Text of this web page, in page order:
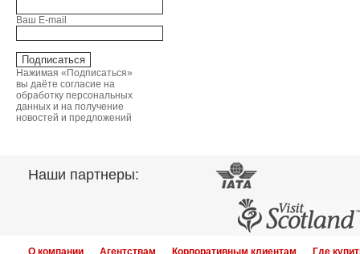
Ваш E-mail
Нажимая «Подписаться»
вы даёте согласие на
обработку персональных
данных и на получение
новостей и предложений
Наши партнеры:
О компании Агентствам Корпоративным клиентам Где